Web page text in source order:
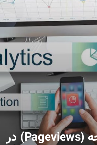
بازدید صفحه (Pageviews) در